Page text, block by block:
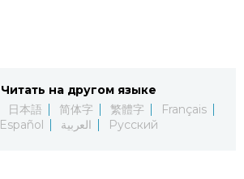
العربية
Читать на другом языке
日本語 简体字 繁體字
Français
Español
العربية Русский